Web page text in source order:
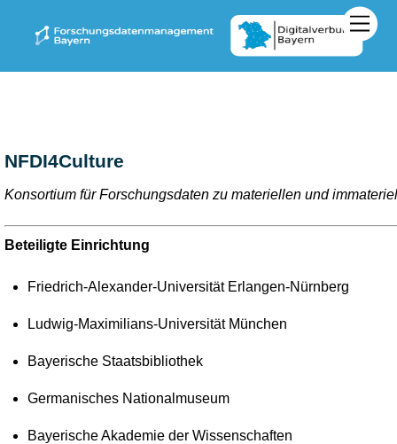
NFDI4Culture
Konsortium für Forschungsdaten zu materiellen und
Beteiligte Einrichtung
Friedrich-Alexander-Universität Erlangen-Nürnberg
Ludwig-Maximilians-Universität München
Bayerische Staatsbibliothek
Germanisches Nationalmuseum
Bayerische Akademie der Wissenschaften